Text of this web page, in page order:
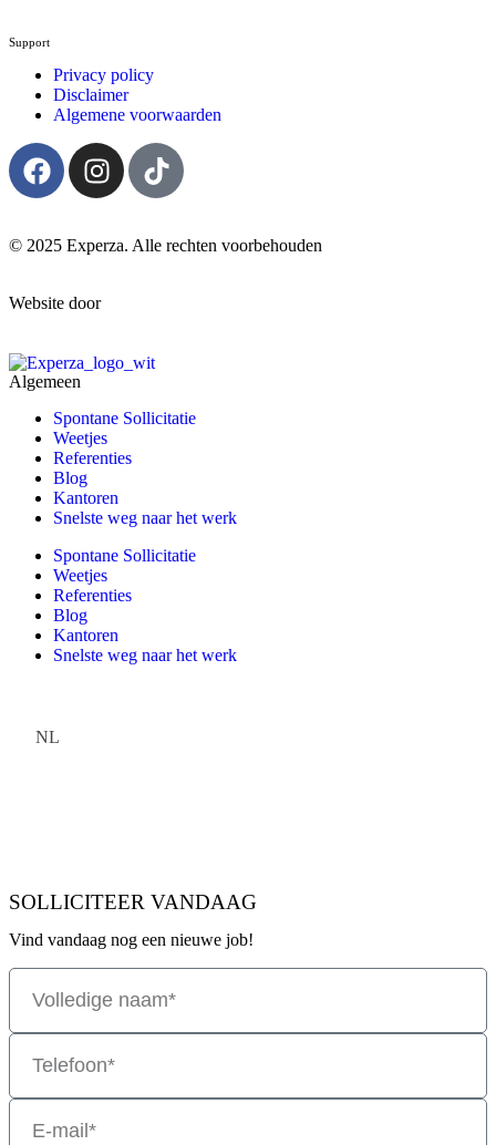
Support
Privacy policy
Disclaimer
Algemene voorwaarden
© 2025 Experza. Alle rechten voorbehouden
Website door
Algemeen
Spontane Sollicitatie
Weetjes
Referenties
Blog
Kantoren
Snelste weg naar het werk
Spontane Sollicitatie
Weetjes
Referenties
Blog
Kantoren
Snelste weg naar het werk
NL
SOLLICITEER VANDAAG
Vind vandaag nog een nieuwe job!